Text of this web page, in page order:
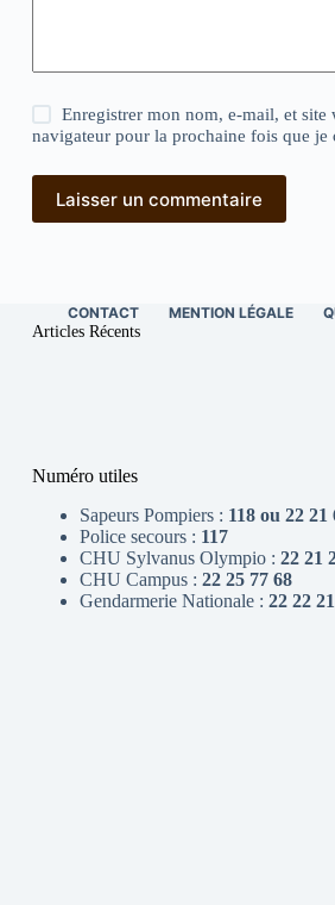
Enregistrer mon nom, e-mail, et site
navigateur pour la prochaine fois que je
Laisser un commentaire
CONTACT MENTION LÉGALE
Articles Récents
Numéro utiles
Sapeurs Pompiers : 118 ou 22 21
Police secours : 117
CHU Sylvanus Olympio : 22 21
CHU Campus : 22 25 77 68
Gendarmerie Nationale : 22 22